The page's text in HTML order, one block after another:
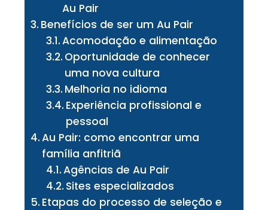
Au Pair
Benefícios de ser um Au Pair
Acomodação e alimentação
Oportunidade de conhecer
uma nova cultura
Melhoria no idioma
Experiência profissional e
pessoal
Au Pair: como encontrar uma
família anfitriã
Agências de Au Pair
Sites especializados
Etapas do processo de seleção e